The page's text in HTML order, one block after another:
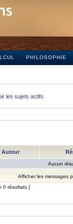
PHILOSOPHIE
les sujets actifs
Auteur
Aucun
Afficher les messages
0 résultats ]